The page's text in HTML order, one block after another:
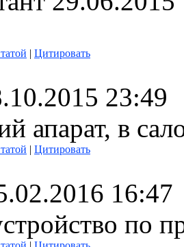
| Цитировать
23:49
апарат, в
| Цитировать
16:47
по